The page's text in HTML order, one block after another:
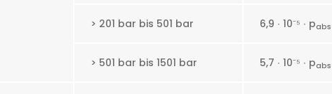
> 201 bar bis 501 bar 6,9 ∙ 10⁻⁵ ∙ pabs
> 501 bar bis 1501 bar 5,7 ∙ 10⁻⁵ ∙ pabs